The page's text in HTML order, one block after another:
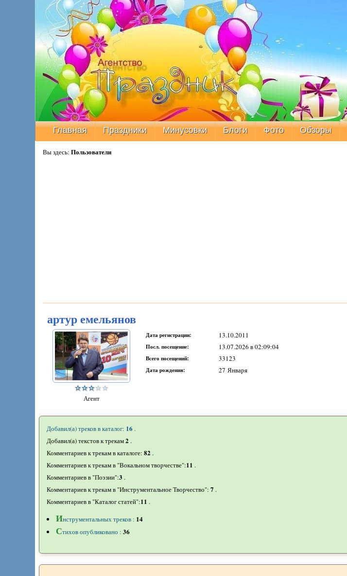
Главная Праздники Минусовки Блоги Фото Обзоры
Вы здесь: Пользователи
артур емельянов
Агент
Дата регистрации: 13.10.2011
Посл. посещение: 13.07.2026 в 02:09:04
Всего посещений: 33123
Дата рождения: 27 Января
Добавил(а) треков в каталог: 16 .
Добавил(а) текстов к трекам2 .
Комментариев к трекам в каталоге: 82 .
Комментариев к трекам в "Вокальном творчестве":11 .
Комментариев в "Поэзии":3 .
Комментариев к трекам в "Инструментальное Творчество": 7 .
Комментариев в "Каталог статей":11 .
Инструментальных треков : 14
Стихов опубликовано : 36